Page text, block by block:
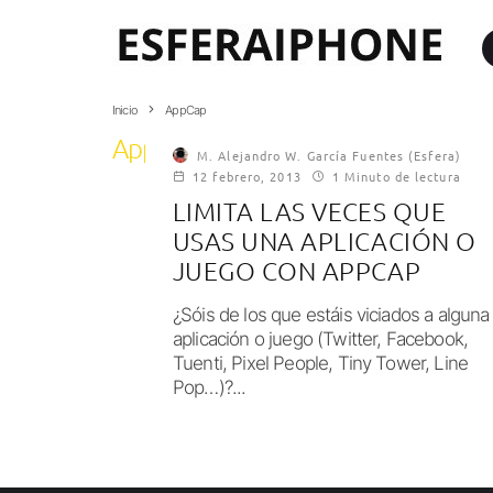
Inicio AppCap
AppCapM. Alejandro W. García Fuentes (Esfera)
12 febrero, 2013
1 Minuto de lectura
LIMITA LAS VECES QUE
USAS UNA APLICACIÓN O
JUEGO CON APPCAP
¿Sóis de los que estáis viciados a alguna
aplicación o juego (Twitter, Facebook,
Tuenti, Pixel People, Tiny Tower, Line
Pop…)?...